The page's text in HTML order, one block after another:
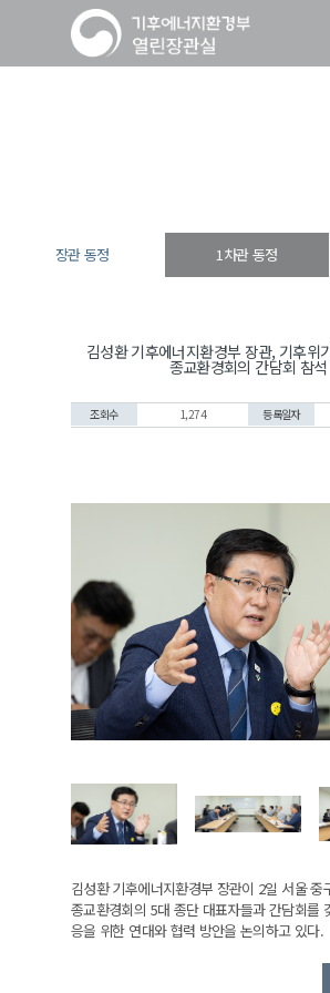
장관 동정 1차관 동정
김성환 기후에너지환경부 장관, 기후위
종교환경회의 간담회 참석
조회수 1,274 등록일자
김성환 기후에너지환경부 장관이 2일 서울 중
종교환경회의 5대 종단 대표자들과 간담회를
응을 위한 연대와 협력 방안을 논의하고 있다.